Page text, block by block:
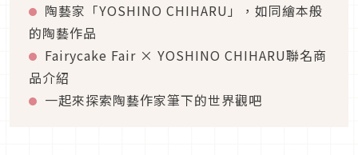
陶藝家「YOSHINO CHIHARU」，如同繪本般
的陶藝作品
Fairycake Fair × YOSHINO CHIHARU聯名商
品介紹
一起來探索陶藝作家筆下的世界觀吧